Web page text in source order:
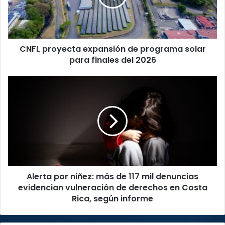
solar
para
finales
del
2026CNFL proyecta expansión de programa solar
para finales del 2026
evidencian
vulneración
Costa
Alerta por niñez: más de 117 mil denuncias
evidencian vulneración de derechos en Costa
Rica, según informe